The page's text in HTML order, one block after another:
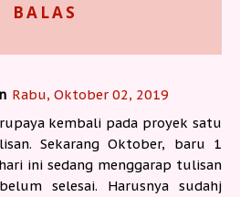
BALAS
Rabu, Oktober 02, 2019
kembali pada proyek satu
Sekarang Oktober, baru 1
ini sedang menggarap tulisan
selesai. Harusnya sudahj